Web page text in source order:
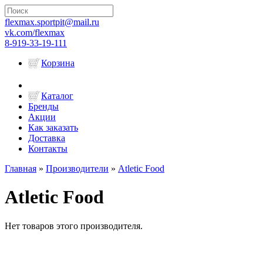
flexmax.sportpit@mail.ru
vk.com/flexmax
8-919-33-19-111
Корзина
Каталог
Бренды
Акции
Как заказать
Доставка
Контакты
Главная » Производители » Atletic Food
Atletic Food
Нет товаров этого производителя.